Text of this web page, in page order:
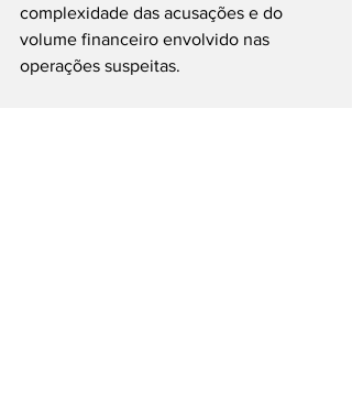
complexidade das acusações e do
volume financeiro envolvido nas
operações suspeitas.